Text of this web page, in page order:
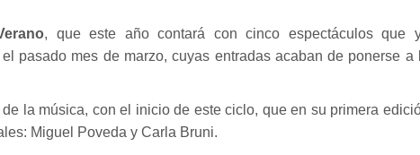
, que este año contará con cinco espectáculos que
pasado mes de marzo, cuyas entradas acaban de ponerse a
la música, con el inicio de este ciclo, que en su primera
Miguel Poveda y Carla Bruni.